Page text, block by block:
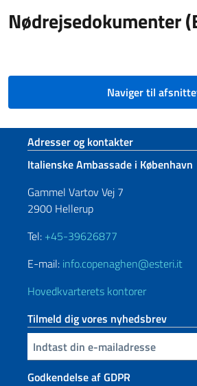
Nødrejsedokumenter
Naviger til
Sidefod sektion
Adresser og kontakter
Italienske Ambassade i København
Gammel Vartov Vej 7
2900 Hellerup
Tel: +45-39626877
E-mail: info.copenaghen@esteri.it
Hovedkvarterets kontorer
Tilmeld dig vores nyhedsbrev
Indtast din e-mailadresse
Godkendelse af GDPR